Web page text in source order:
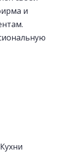
и